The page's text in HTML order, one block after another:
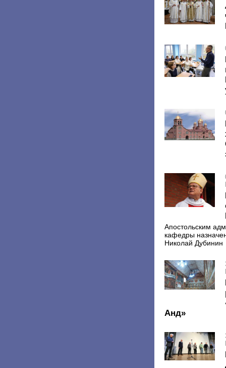
Апостольским
кафедры
Николай Дубинин
Анд»